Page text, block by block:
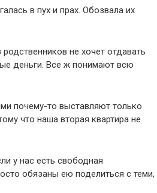
в пух и прах. Обозвала их
не хочет отдавать
деньги. Все ж понимают всю
почему-то выставляют только
что наша вторая квартира не
у нас есть свободная
обязаны ею поделиться с теми,